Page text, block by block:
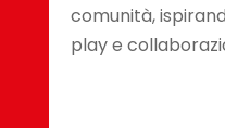
comunità,
play e